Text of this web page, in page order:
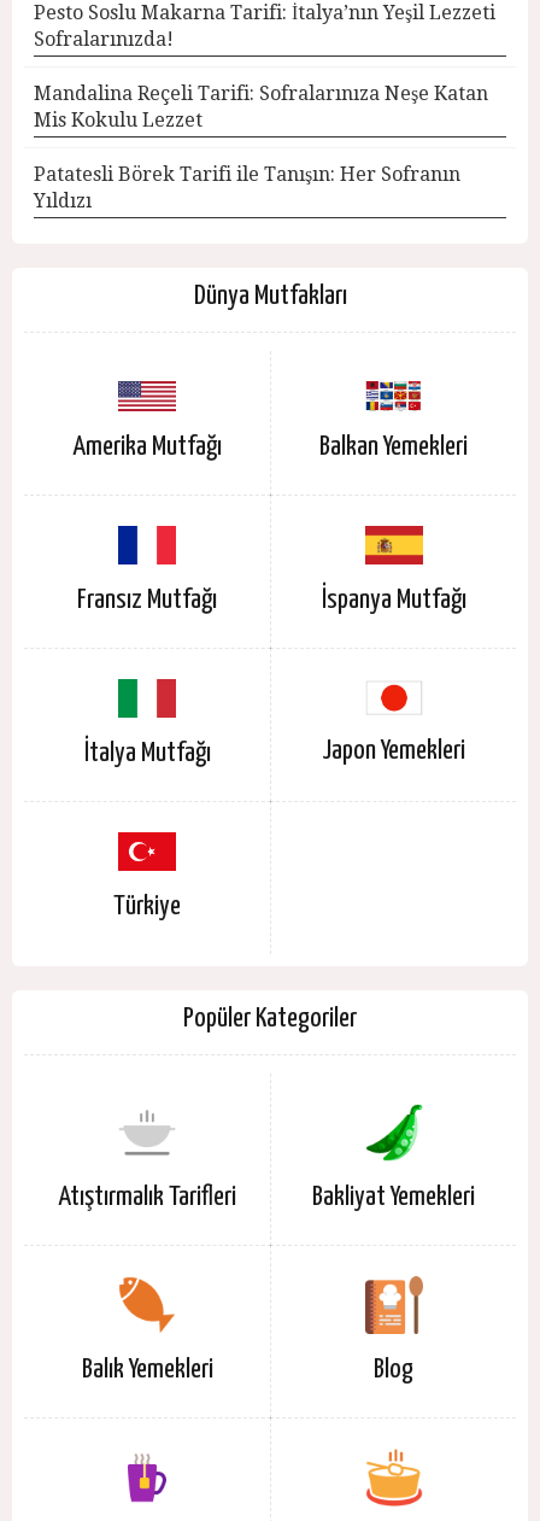
Pesto Soslu Makarna Tarifi: İtalya’nın Yeşil Lezzeti
Sofralarınızda!
Mandalina Reçeli Tarifi: Sofralarınıza Neşe Katan
Mis Kokulu Lezzet
Patatesli Börek Tarifi ile Tanışın: Her Sofranın
Yıldızı
Dünya Mutfakları
Amerika Mutfağı Balkan Yemekleri
Fransız Mutfağı İspanya Mutfağı
İtalya Mutfağı Japon Yemekleri
Türkiye
Popüler Kategoriler
Atıştırmalık Tarifleri Bakliyat Yemekleri
Balık Yemekleri Blog